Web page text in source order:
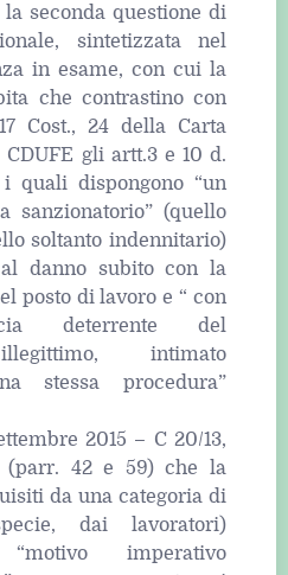
seconda questione di
sintetizzata nel
in esame, con cui la
che contrastino con
Cost., 24 della Carta
gli artt.3 e 10 d.
quali dispongono “un
sanzionatorio” (quello
soltanto indennitario)
danno subito con la
posto di lavoro e “ con
deterrente del
intimato
stessa procedura”
2015 – C 20/13,
(parr. 42 e 59) che la
da una categoria di
dai lavoratori)
imperativo